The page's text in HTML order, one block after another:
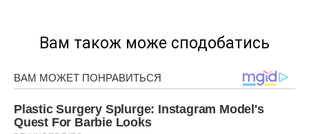
Вам також може сподобатись